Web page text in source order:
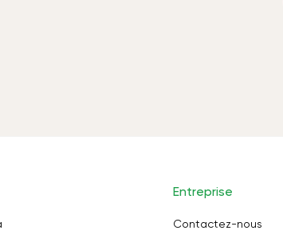
Entreprise
Contactez-nous